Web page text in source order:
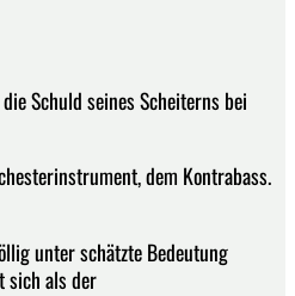
Schuld seines Scheiterns bei
dem Kontrabass.
unter schätzte Bedeutung
sich als der